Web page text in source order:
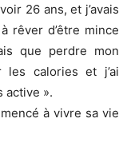
26 ans, et j’avais
rêver d’être mince
que perdre mon
les calories et j’ai
active ».
à vivre sa vie